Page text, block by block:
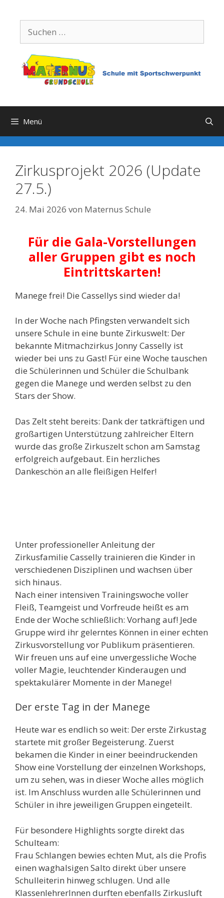
Inhalt
springen
nach:
Menü
Zirkusprojekt 2026 (Update
27.5.)
24. Mai 2026 von Maternus Schule
Für die Gala-Vorstellungen
aller Gruppen gibt es noch
Eintrittskarten!
Manege frei! Die Cassellys sind wieder da!
In der Woche nach Pfingsten verwandelt sich
unsere Schule in eine bunte Zirkuswelt: Der
bekannte Mitmachzirkus Jonny Casselly ist
wieder bei uns zu Gast! Für eine Woche tauschen
die Schülerinnen und Schüler die Schulbank
gegen die Manege und werden selbst zu den
Stars der Show.
Das Zelt steht bereits: Dank der tatkräftigen und
großartigen Unterstützung zahlreicher Eltern
wurde das große Zirkuszelt schon am Samstag
erfolgreich aufgebaut. Ein herzliches
Dankeschön an alle fleißigen Helfer!
Unter professioneller Anleitung der
Zirkusfamilie Casselly trainieren die Kinder in
verschiedenen Disziplinen und wachsen über
sich hinaus.
Nach einer intensiven Trainingswoche voller
Fleiß, Teamgeist und Vorfreude heißt es am
Ende der Woche schließlich: Vorhang auf! Jede
Gruppe wird ihr gelerntes Können in einer echten
Zirkusvorstellung vor Publikum präsentieren.
Wir freuen uns auf eine unvergessliche Woche
voller Magie, leuchtender Kinderaugen und
spektakulärer Momente in der Manege!
Der erste Tag in der Manege
Heute war es endlich so weit: Der erste Zirkustag
startete mit großer Begeisterung. Zuerst
bekamen die Kinder in einer beeindruckenden
Show eine Vorstellung der einzelnen Workshops,
um zu sehen, was in dieser Woche alles möglich
ist. Im Anschluss wurden alle Schülerinnen und
Schüler in ihre jeweiligen Gruppen eingeteilt.
Für besondere Highlights sorgte direkt das
Schulteam:
Frau Schlangen bewies echten Mut, als die Profis
einen waghalsigen Salto direkt über unsere
Schulleiterin hinweg schlugen. Und alle
KlassenlehrerInnen durften ebenfalls Zirkusluft